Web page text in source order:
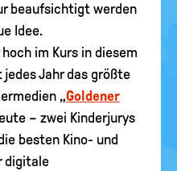
beaufsichtigt werden
Idee.
im Kurs in diesem
jedes Jahr das größte
„Goldener
– zwei Kinderjurys
besten Kino- und
digitale